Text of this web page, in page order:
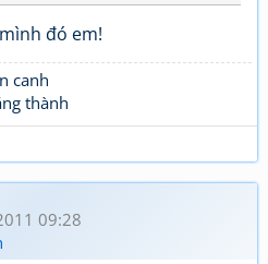
đó em!
canh
thành
09:28